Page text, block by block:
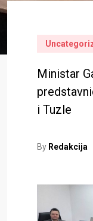
Ministar
i Tuzle
By Redakcija